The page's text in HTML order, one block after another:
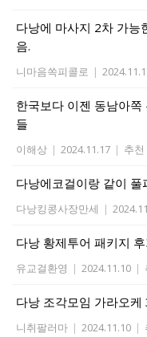
다낭에 마사지 2차 가능
음.
니마음쏙피콜로 |
한국보다 이젠 동남아
들
이해상 | 2024.11.17 | 추천
다낭에코걸이랑 같이
다낭킹콩사장만세 |
다낭 황제투어 패키지
유교걸환영 | 2024.11.10 |
다낭 조각모임 가라오
니취팔러마 | 2024.11.10 |